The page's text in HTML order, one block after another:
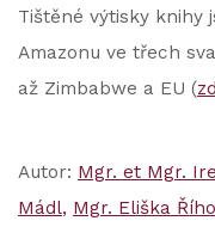
Tištěné výtisky knihy
Amazonu ve třech
až Zimbabwe a EU (
Autor: Mgr. et Mgr.
Mádl Mgr. Eliška